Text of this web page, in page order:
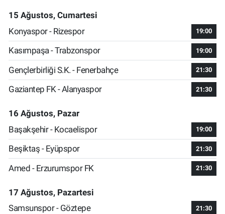
15 Ağustos, Cumartesi
Konyaspor - Rizespor
19:00
Kasımpaşa - Trabzonspor 19:00
Gençlerbirliği S.K. - Fenerbahçe 21:30
Gaziantep FK - Alanyaspor 21:30
16 Ağustos, Pazar
Başakşehir - Kocaelispor
19:00
Beşiktaş - Eyüpspor 21:30
Amed - Erzurumspor FK 21:30
17 Ağustos, Pazartesi
Samsunspor - Göztepe
21:30